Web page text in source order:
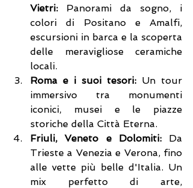
Vietri: Panorami da sogno, i
colori di Positano e Amalfi,
escursioni in barca e la scoperta
delle meravigliose ceramiche
locali.
Roma e i suoi tesori: Un tour
immersivo tra monumenti
iconici, musei e le piazze
storiche della Città Eterna.
Friuli, Veneto e Dolomiti: Da
Trieste a Venezia e Verona, fino
alle vette più belle d'Italia. Un
mix perfetto di arte,